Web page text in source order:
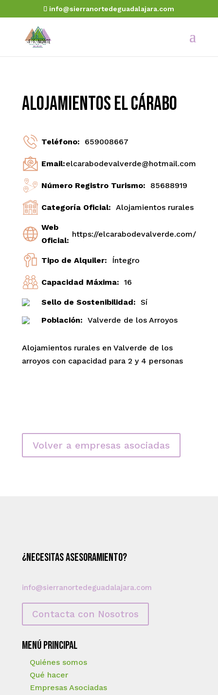
info@sierranortedeguadalajara.com
Alojamientos El Cárabo
Teléfono: 659008667
Email:elcarabodevalverde@hotmail.com
Número Registro Turismo: 85688919
Categoría Oficial: Alojamientos rurales
Web
Oficial:
https://elcarabodevalverde.com/
Tipo de Alquiler: Íntegro
Capacidad Máxima: 16
Sello de Sostenibilidad: Sí
Población: Valverde de los Arroyos
Alojamientos rurales en Valverde de los
arroyos con capacidad para 2 y 4 personas
Volver a empresas asociadas
¿Necesitas asesoramiento?
info@sierranortedeguadalajara.com
Contacta con Nosotros
Menú principal
Quiénes somos
Qué hacer
Empresas Asociadas